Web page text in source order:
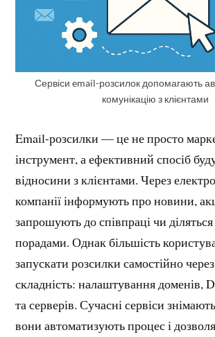
Сервіси email-розсилок допомагають
комунікацію з клієнтами
Email-розсилки — це не просто
інструмент, а ефективний спосіб
відносини з клієнтами. Через
компанії інформують про новини,
запрошують до співпраці чи
порадами. Однак більшість
запускати розсилки самостійно
складність: налаштування доменів,
та серверів. Сучасні сервіси
вони автоматизують процес і